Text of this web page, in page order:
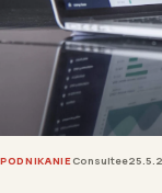
PODNIKANIEConsultee